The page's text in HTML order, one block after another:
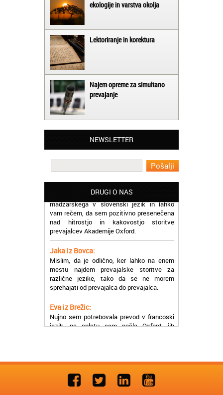
ekologije in varstva okolja
Lektoriranje in korektura
Najem opreme za simultano
prevajanje
NEWSLETTER
DRUGI O NAS
Matjaž iz Ajdovščine:
Lahko pohvalim vse zaposlene v Akademiji
Oxford, ker so resnično profesionalni in
Martina iz Bleda:
Potrebovala sem prevajanje iz
madžarskega v slovenski jezik in lahko
vam rečem, da sem pozitivno presenečena
nad hitrostjo in kakovostjo storitve
prevajalcev Akademije Oxford.
Jaka iz Bovca:
Mislim, da je odlično, ker lahko na enem
mestu najdem prevajalske storitve za
različne jezike, tako da se ne morem
sprehajati od prevajalca do prevajalca.
Eva iz Brežic:
Nujno sem potrebovala prevod v francoski
jezik, na spletu sem našla Oxford, jih
poklicala in v roku nekaj ur sem po
Zoran iz Velenja:
Uslužni, hitri in ljubeznivi, za njih imam
samo pohvalne besede!